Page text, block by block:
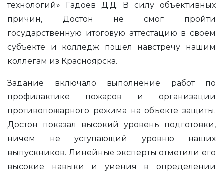
технологий» Гадоев Д.Д. В силу объективных
причин, Достон не смог пройти
государственную итоговую аттестацию в своем
субъекте и колледж пошел навстречу нашим
коллегам из Красноярска.
Задание включало выполнение работ по
профилактике пожаров и организации
противопожарного режима на объекте защиты.
Достон показал высокий уровень подготовки,
ничем не уступающий уровню наших
выпускников. Линейные эксперты отметили его
высокие навыки и умения в определении